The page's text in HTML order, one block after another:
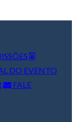
DO EVENTO
FALE